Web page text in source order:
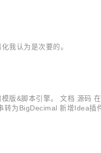
我认为是次要的。
&脚本引擎。 文档 源码
BigDecimal 新增Idea插